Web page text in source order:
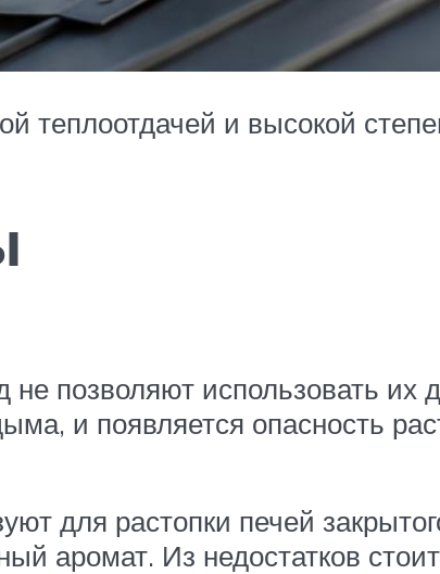
теплоотдачей и высокой
позволяют использовать их
и появляется опасность
для растопки печей
аромат. Из недостатков